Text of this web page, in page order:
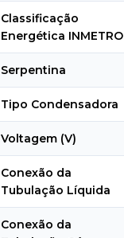
Classificação
Energética INMETRO
Serpentina
Tipo Condensadora
Voltagem (V)
Conexão da
Tubulação Líquida
Conexão da